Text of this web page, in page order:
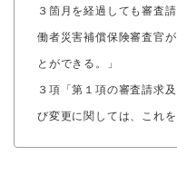
３箇月を経過しても審査
働者災害補償保険審査官
とができる。」
３項「第１項の審査請求
び変更に関しては、これ